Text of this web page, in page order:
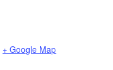
+ Google Map